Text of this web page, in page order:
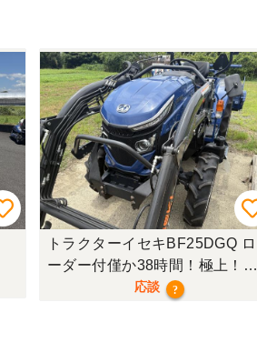
トラクターイセキBF25DGQ ロ
ーダー付僅か38時間！極上！現
応談 ?